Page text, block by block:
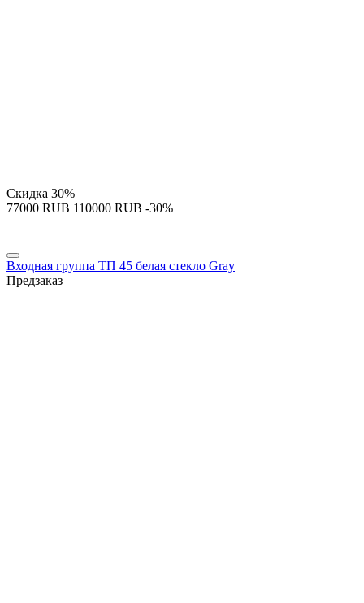
Скидка 30%
‍77000‍ RUB ‍110000‍ RUB -30%
Входная группа ТП 45 белая стекло Gray
Предзаказ